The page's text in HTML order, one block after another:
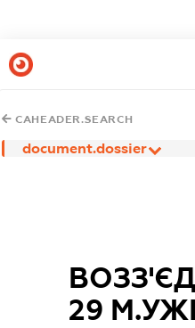
CAHEADER.SEARCH
document.dossier
29